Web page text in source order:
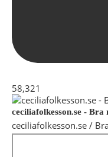
58,321
ceciliafolkesson.se -
ceciliafolkesson.se /